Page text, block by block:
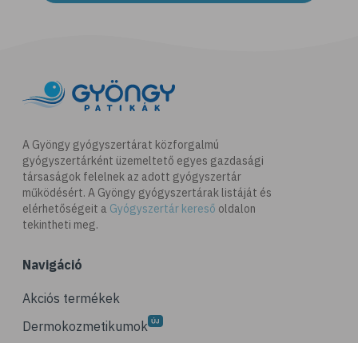
A Gyöngy gyógyszertárat közforgalmú
gyógyszertárként üzemeltető egyes gazdasági
társaságok felelnek az adott gyógyszertár
működésért. A Gyöngy gyógyszertárak listáját és
elérhetőségeit a Gyógyszertár kereső oldalon
tekintheti meg.
Navigáció
Akciós termékek
Dermokozmetikumok